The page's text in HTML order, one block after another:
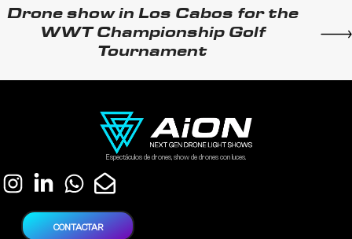
Drone show in Los Cabos for the
WWT Championship Golf
Tournament
Espectáculos de drones, show de drones con luces.
CONTACTAR